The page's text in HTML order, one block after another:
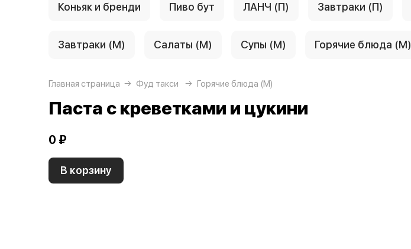
Коньяк и бренди Пиво бут ЛАНЧ (П) Завтраки (П)
Завтраки (М) Салаты (М) Супы (М) Горячие блюда (М)
Главная страница Фуд такси Горячие блюда (М)
Паста с креветками и цукини
0 ₽
В корзину